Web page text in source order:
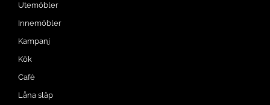
Utemöbler
Innemöbler
Kampanj
Kök
Café
Låna släp